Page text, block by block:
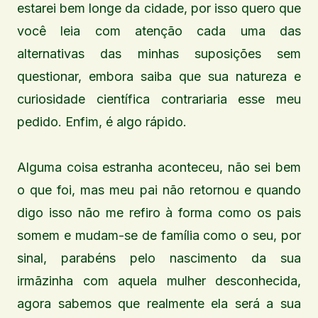
estarei bem longe da cidade, por isso quero que
você leia com atenção cada uma das
alternativas das minhas suposições sem
questionar, embora saiba que sua natureza e
curiosidade científica contrariaria esse meu
pedido. Enfim, é algo rápido.
Alguma coisa estranha aconteceu, não sei bem
o que foi, mas meu pai não retornou e quando
digo isso não me refiro à forma como os pais
somem e mudam-se de família como o seu, por
sinal, parabéns pelo nascimento da sua
irmãzinha com aquela mulher desconhecida,
agora sabemos que realmente ela será a sua